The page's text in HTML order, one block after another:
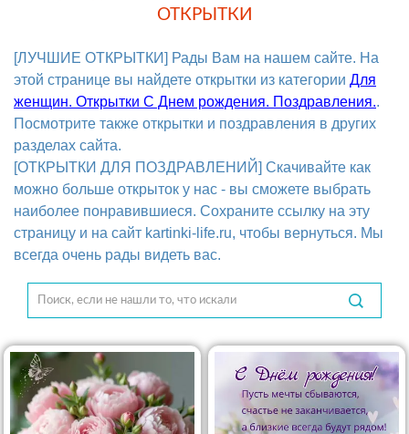
ОТКРЫТКИ
[ЛУЧШИЕ ОТКРЫТКИ] Рады Вам на нашем сайте. На
этой странице вы найдете открытки из категории Для
женщин. Открытки С Днем рождения. Поздравления..
Посмотрите также открытки и поздравления в других
разделах сайта.
[ОТКРЫТКИ ДЛЯ ПОЗДРАВЛЕНИЙ] Скачивайте как
можно больше открыток у нас - вы сможете выбрать
наиболее понравившиеся. Сохраните ссылку на эту
страницу и на сайт kartinki-life.ru, чтобы вернуться. Мы
всегда очень рады видеть вас.